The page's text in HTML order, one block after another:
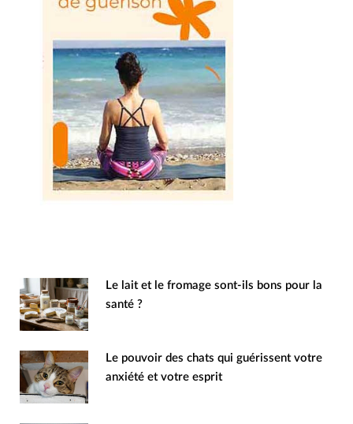
Le lait et le fromage sont-ils bons pour la
santé ?
Le pouvoir des chats qui guérissent votre
anxiété et votre esprit